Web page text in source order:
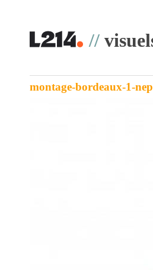
//
montage-bordeaux-1-